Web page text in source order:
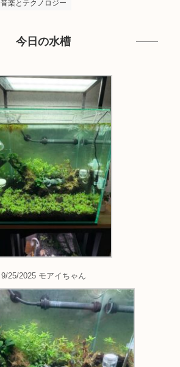
音楽とテクノロジー
今日の水槽
9/25/2025 モアイちゃん